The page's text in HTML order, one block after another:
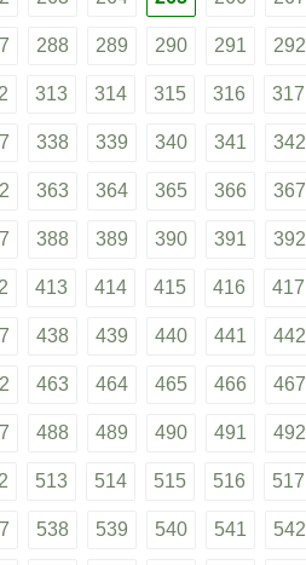
288 289 290 291 292
313 314 315 316 317
338 339 340 341 342
363 364 365 366 367
388 389 390 391 392
413 414 415 416 417
438 439 440 441 442
463 464 465 466 467
488 489 490 491 492
513 514 515 516 517
538 539 540 541 542